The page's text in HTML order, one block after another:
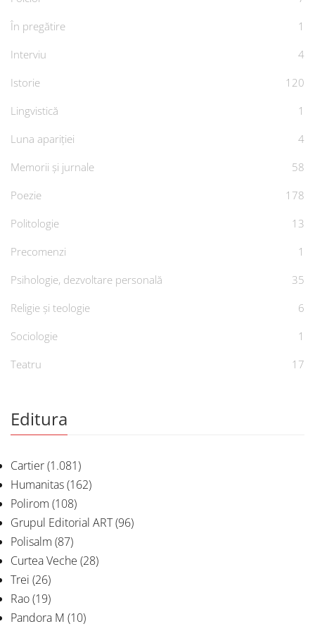
În pregătire
1
Interviu
4
Istorie
120
Lingvistică
1
Luna apariției
4
Memorii și jurnale
58
Poezie
178
Politologie
13
Precomenzi
1
Psihologie, dezvoltare personală
35
Religie și teologie
6
Sociologie
1
Teatru
17
Editura
Cartier(1.081)
Humanitas(162)
Polirom (108)
Grupul Editorial ART(96)
Polisalm (87)
Curtea Veche (28)
Trei (26)
Rao(19)
Pandora M (10)